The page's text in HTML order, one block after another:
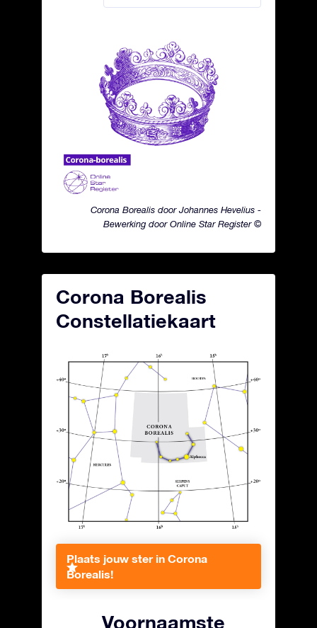
Corona Borealis door Johannes Hevelius -
Bewerking door Online Star Register ©
Corona Borealis
Constellatiekaart
Plaats jouw ster in Corona
Borealis!
Voornaamste